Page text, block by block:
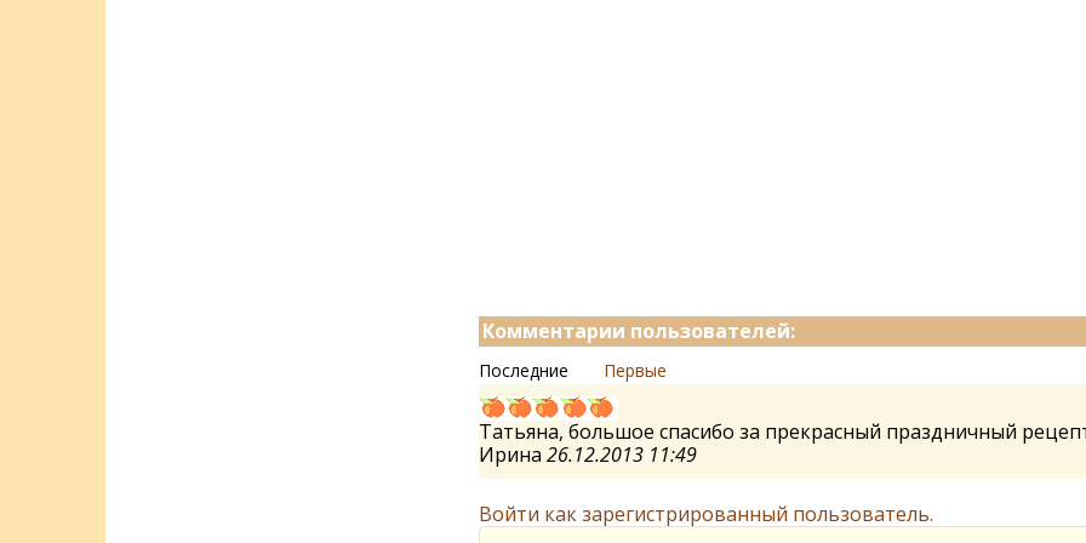
Комментарии пользователей:
Последние Первые
Татьяна, большое спасибо за прекрасный праздничный
Ирина 26.12.2013 11:49
Войти как зарегистрированный пользователь.